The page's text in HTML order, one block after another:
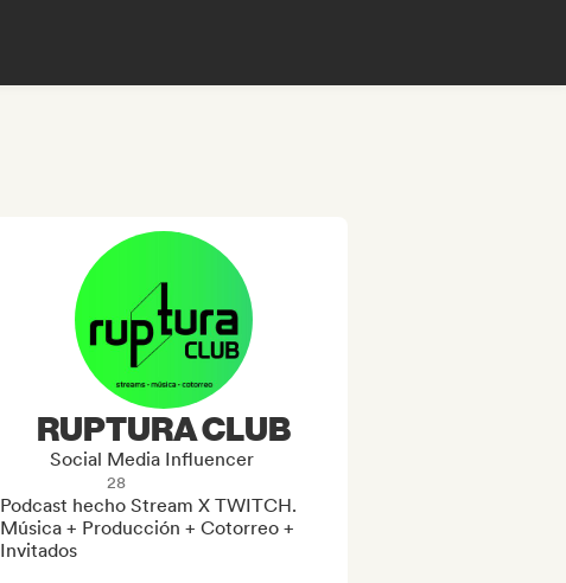
RUPTURA CLUB
Social Media Influencer
28
Podcast hecho Stream X TWITCH.
Música + Producción + Cotorreo +
Invitados